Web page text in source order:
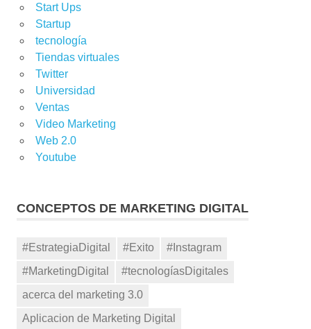
Start Ups
Startup
tecnología
Tiendas virtuales
Twitter
Universidad
Ventas
Video Marketing
Web 2.0
Youtube
CONCEPTOS DE MARKETING DIGITAL
#EstrategiaDigital #Exito
#Instagram
#MarketingDigital
#tecnologíasDigitales
acerca del marketing 3.0
Aplicacion de Marketing Digital